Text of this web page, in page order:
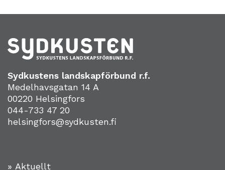
Sydkustens landskapförbund r.f.
Medelhavsgatan 14 A
00220 Helsingfors
044-733 47 20
helsingfors@sydkusten.fi
» Aktuellt